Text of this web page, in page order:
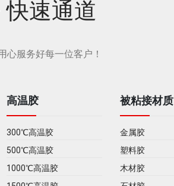
快速通道
心服务好每一位客户！
高温胶
300℃高温胶
500℃高温胶
1000℃高温胶
被粘接材质
金属胶
塑料胶
木材胶